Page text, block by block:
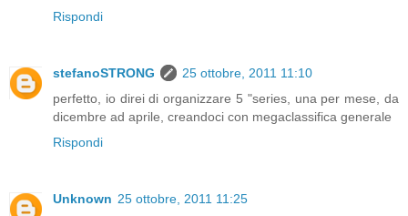
Rispondi
stefanoSTRONG
25 ottobre, 2011 11:10
perfetto, io direi di organizzare 5 "series, una per mese, da
dicembre ad aprile, creandoci con megaclassifica generale
Rispondi
Unknown 25 ottobre, 2011 11:25